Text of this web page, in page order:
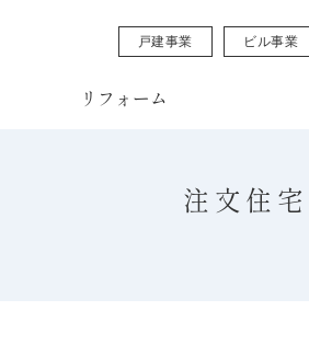
戸建事業 ビル事業
リフォーム
注文住宅